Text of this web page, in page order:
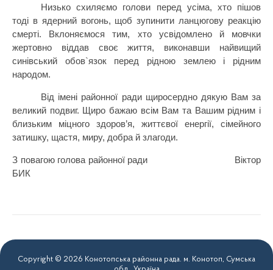
Низько схиляємо голови перед усіма, хто пішов
тоді в ядерний вогонь, щоб зупинити ланцюгову реакцію
смерті. Вклоняємося тим, хто усвідомлено й мовчки
жертовно віддав своє життя, виконавши найвищий
синівський обов`язок перед рідною землею і рідним
народом.
Від імені районної ради щиросердно дякую Вам за
великий подвиг. Щиро бажаю всім Вам та Вашим рідним і
близьким міцного здоров’я, життєвої енергії, сімейного
затишку, щастя, миру, добра й злагоди.
З повагою голова районної ради Віктор
БИК
Copyright © 2026 Конотопська районна рада. м. Конотоп, Сумська